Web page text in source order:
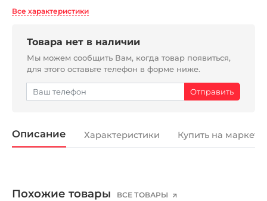
Все характеристики
Товара нет в наличии
Мы можем сообщить Вам, когда товар появиться,
для этого оставьте телефон в форме ниже.
Описание Характеристики Купить на
Похожие товары ВСЕ ТОВАРЫ